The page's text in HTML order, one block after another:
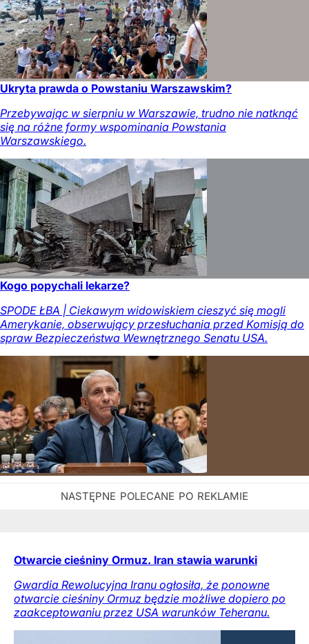
Ukryta prawda o Powstaniu Warszawskim?
Przebywając w sierpniu w Warszawie, trudno nie natknąć
się na różne formy wspominania Powstania
Warszawskiego.
Kogo popychali lekarze?
SPODE ŁBA | Ciekawym widowiskiem cieszyć się mogli
Amerykanie, obserwujący przesłuchania przed Komisją do
spraw Bezpieczeństwa Wewnętrznego Senatu USA.
Otwarcie cieśniny Ormuz. Iran stawia warunki
Gwardia Rewolucyjna Iranu ogłosiła, że ponowne
otwarcie cieśniny Ormuz będzie możliwe dopiero po
zaakceptowaniu przez USA warunków Teheranu.